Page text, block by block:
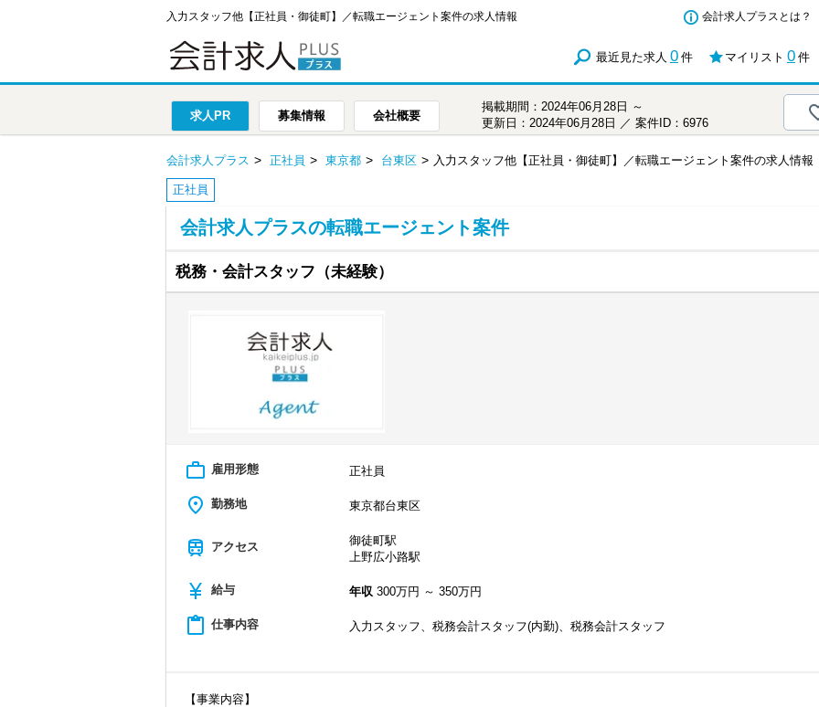
入力スタッフ他【正社員・御徒町】／転職エージェント案件の求人情報 会計求人プラスとは？
最近見た求人 0 件 マイリスト 0 件
求人PR 募集情報 会社概要
掲載期間：2024年06月28日 ～
更新日：2024年06月28日 ／ 案件ID：6976
会計求人プラス 正社員 東京都 台東区 入力スタッフ他【正社員・御徒町】／転職エージェント案件の求人情報
正社員
会計求人プラスの転職エージェント案件
税務・会計スタッフ（未経験）
work_outline 雇用形態 正社員
place 勤務地 東京都台東区
train アクセス
御徒町駅
上野広小路駅
currency_yen 給与 年収 300万円 ～ 350万円
content_paste 仕事内容 入力スタッフ、税務会計スタッフ(内勤)、税務会計スタッフ
【事業内容】